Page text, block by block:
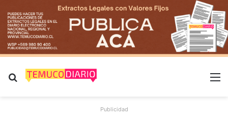
Buscar por
Publicidad